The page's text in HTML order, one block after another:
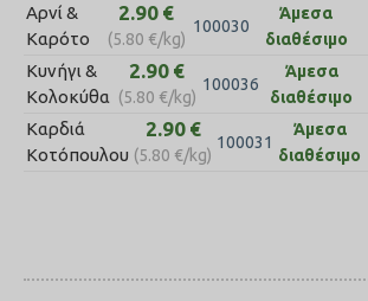
Aρνί &
Καρότο
2.90 €
(5.80 €/kg)
100030
Άμεσα
διαθέσιμο
Κυνήγι &
Κολοκύθα
2.90 €
(5.80 €/kg)
100036
Άμεσα
διαθέσιμο
Καρδιά
Κοτόπουλου
2.90 €
(5.80 €/kg)
100031
Άμεσα
διαθέσιμο